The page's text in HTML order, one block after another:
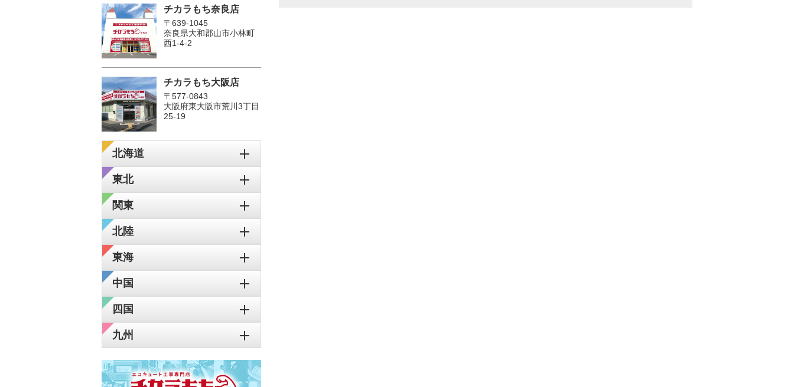
チカラもち奈良店
〒639-1045
奈良県大和郡山市小林町
西1-4-2
チカラもち大阪店
〒577-0843
大阪府東大阪市荒川3丁目
25-19
北海道
東北
関東
北陸
東海
中国
四国
九州